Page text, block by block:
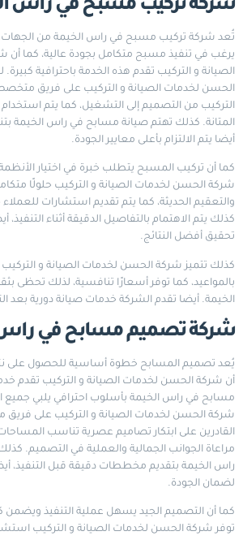
شركة تركيب مسبح في راس
تُعد شركة تركيب مسبح في راس الخيمة من الجهات
يرغب في تنفيذ مسبح متكامل بجودة عالية، كما
الصيانة و التركيب تقدم هذه الخدمة باحترافية
الحسن لخدمات الصيانة و التركيب على فريق
التركيب من التصميم إلى التشغيل، كما يتم استخدام
المتانة. كذلك تهتم صيانة مسابح في راس الخيمة
أيضا يتم الالتزام بأعلى معايير الجودة.
كما أن تركيب المسبح يتطلب خبرة في اختيار
شركة الحسن لخدمات الصيانة و التركيب حلولًا
والتعقيم الحديثة، كما يتم تقديم استشارات
كذلك يتم الاهتمام بالتفاصيل الدقيقة أثناء
تحقيق أفضل النتائج.
كذلك تتميز شركة الحسن لخدمات الصيانة و التركيب
بالمواعيد، كما توفر أسعارًا تنافسية، لذلك تحظى
الخيمة. أيضا تقدم الشركة خدمات صيانة دورية بعد
شركة تصميم مسابح في راس
يُعد تصميم المسابح خطوة أساسية للحصول على
أن شركة الحسن لخدمات الصيانة و التركيب تقدم
مسابح في راس الخيمة بأسلوب احترافي يلبي جميع
شركة الحسن لخدمات الصيانة و التركيب على فريق
القادرين على ابتكار تصاميم عصرية تناسب
مراعاة الجوانب الجمالية والعملية في التصميم.
راس الخيمة بتقديم مخططات دقيقة قبل التنفيذ، أيضا
لضمان الجودة.
كما أن التصميم الجيد يسهل عملية التنفيذ ويضمن
توفر شركة الحسن لخدمات الصيانة و التركيب